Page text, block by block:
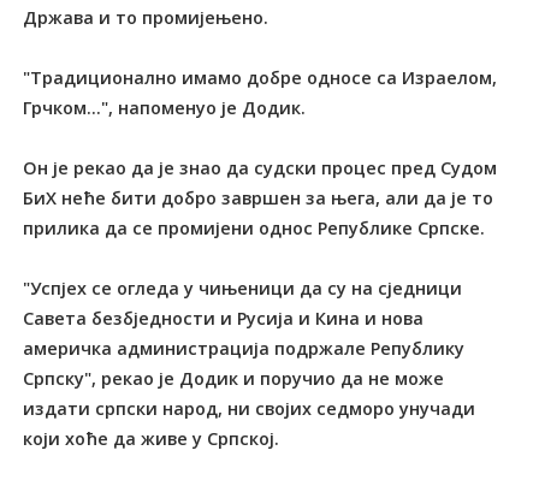
Држава и то промијењено.
"Традиционално имамо добре односе са Израелом,
Грчком...", напоменуо је Додик.
Он је рекао да је знао да судски процес пред Судом
БиХ неће бити добро завршен за њега, али да је то
прилика да се промијени однос Републике Српске.
"Успјех се огледа у чињеници да су на сједници
Савета безбједности и Русија и Кина и нова
америчка администрација подржале Републику
Српску", рекао је Додик и поручио да не може
издати српски народ, ни својих седморо унучади
који хоће да живе у Српској.